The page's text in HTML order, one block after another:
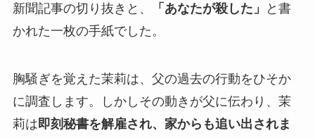
新聞記事の切り抜きと、
「あなたが殺した」
と書
かれた一枚の手紙でした。
胸騒ぎを覚えた茉莉は、父の過去の行動をひそか
に調査します。しかしその動きが父に伝わり、茉
莉は即刻秘書を解雇され、家からも追い出されま